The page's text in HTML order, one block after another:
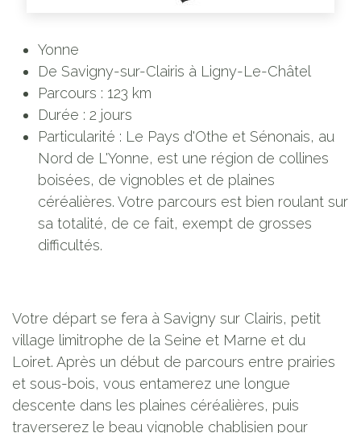
Yonne
De Savigny-sur-Clairis à Ligny-Le-Châtel
Parcours : 123 km
Durée : 2 jours
Particularité : Le Pays d'Othe et Sénonais, au
Nord de L'Yonne, est une région de collines
boisées, de vignobles et de plaines
céréalières. Votre parcours est bien roulant sur
sa totalité, de ce fait, exempt de grosses
difficultés.
Votre départ se fera à Savigny sur Clairis, petit
village limitrophe de la Seine et Marne et du
Loiret. Après un début de parcours entre prairies
et sous-bois, vous entamerez une longue
descente dans les plaines céréalières, puis
traverserez le beau vignoble chablisien pour